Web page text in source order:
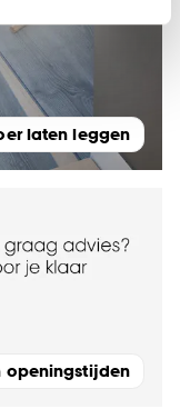
te maken
om alleen de
Je kunt er ook
of niet te
te
altijd nog
laten leggen
openingstijden